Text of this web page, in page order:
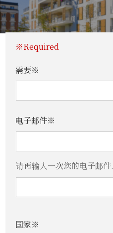
※Required
需要※
电子邮件※
请再输入一次您的电子邮件.
国家※